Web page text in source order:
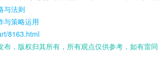
与法则
与策略运用
8163.html
布，版权归其所有，所有观点仅供参考，如有雷同